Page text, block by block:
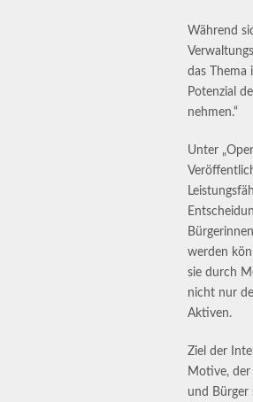
Während
das Thema
Potenzial
nehmen.“
Unter
werden
sie durch
nicht nur
Aktiven.
Ziel der
Motive, der
und Bürger